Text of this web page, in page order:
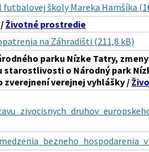
futbalovej školy Mareka Hamšíka
Životné prostredie
na Záhradišti (211,8 kB)
parku Nízke Tatry,
starostlivosti o Národný park
zverejnení verejnej vyhlášky /